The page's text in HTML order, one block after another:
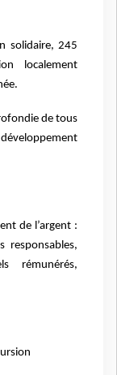
solidaire, 245
localement
de tous
de l’argent :
responsables,
rémunérés,